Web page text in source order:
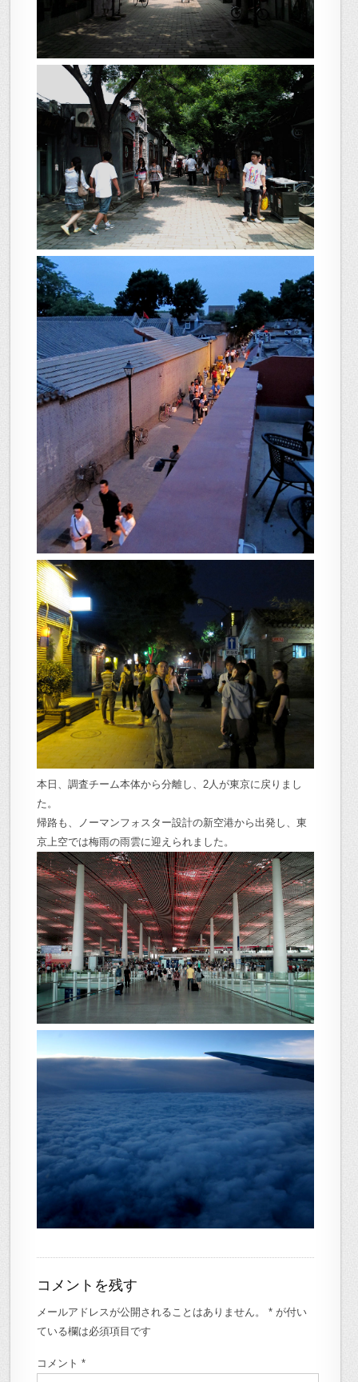
本日、調査チーム本体から分離し、2人が東京に戻りまし
た。
帰路も、ノーマンフォスター設計の新空港から出発し、東
京上空では梅雨の雨雲に迎えられました。
コメントを残す
メールアドレスが公開されることはありません。 * が付い
ている欄は必須項目です
コメント*